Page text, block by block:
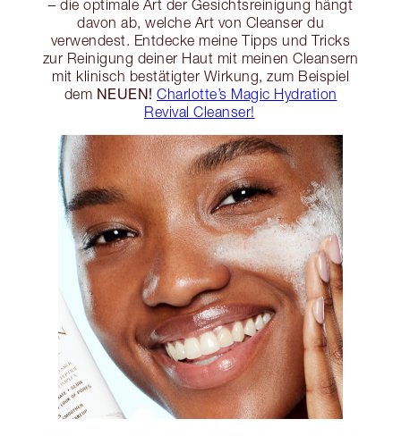
– die optimale Art der Gesichtsreinigung hängt
davon ab, welche Art von Cleanser du
verwendest. Entdecke meine Tipps und Tricks
zur Reinigung deiner Haut mit meinen Cleansern
mit klinisch bestätigter Wirkung, zum Beispiel
dem NEUEN! Charlotte’s Magic Hydration
Revival Cleanser!